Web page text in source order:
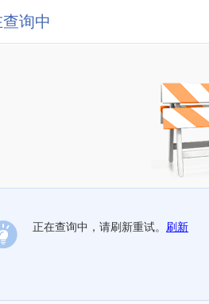
询中
正在查询中，请刷新重试。 刷新